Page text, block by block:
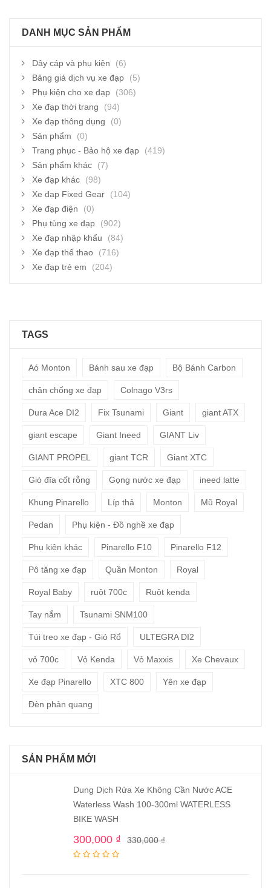
DANH MỤC SẢN PHẨM
Dây cáp và phụ kiện
(6)
Bảng giá dịch vụ xe đạp
(5)
Phụ kiện cho xe đạp
(306)
Xe đạp thời trang
(94)
Xe đạp thông dụng
(0)
Sản phẩm
(0)
Trang phục - Bảo hộ xe đạp
(419)
Sản phẩm khác
(7)
Xe đạp khác
(98)
Xe đạp Fixed Gear
(104)
Xe đạp điện
(0)
Phụ tùng xe đạp
(902)
Xe đạp nhập khẩu
(84)
Xe đạp thể thao
(716)
Xe đạp trẻ em
(204)
TAGS
Aó Monton Bánh sau xe đạp Bộ Bánh Carbon
chân chống xe đạp Colnago V3rs
Dura Ace DI2 Fix Tsunami Giant giant ATX
giant escape Giant Ineed GIANT Liv
GIANT PROPEL giant TCR Giant XTC
Giò đĩa cốt rỗng Gọng nước xe đạp ineed latte
Khung Pinarello Líp thả Monton Mũ Royal
Pedan Phụ kiện - Đồ nghề xe đạp
Phụ kiện khác Pinarello F10 Pinarello F12
Pô tăng xe đạp Quần Monton Royal
Royal Baby ruột 700c Ruột kenda
Tay nắm Tsunami SNM100
Túi treo xe đạp - Giỏ Rổ ULTEGRA DI2
vỏ 700c Vỏ Kenda Vỏ Maxxis Xe Chevaux
Xe đạp Pinarello XTC 800 Yên xe đạp
Đèn phản quang
SẢN PHẨM MỚI
Dung Dịch Rửa Xe Không Cần Nước ACE
Waterless Wash 100-300ml WATERLESS
BIKE WASH
330,000₫
300,000 ₫